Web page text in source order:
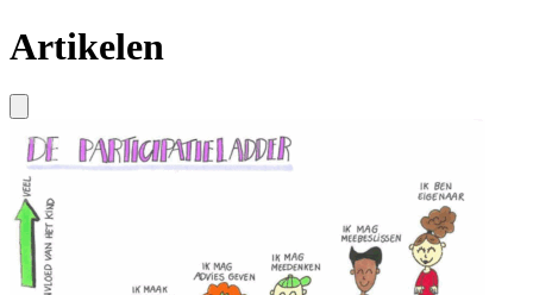
Artikelen